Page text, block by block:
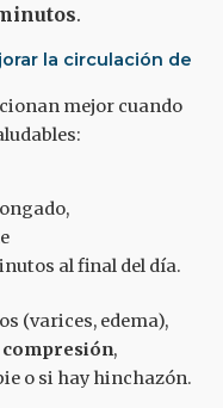
.
la circulación de
mejor cuando
al final del día.
(varices, edema),
compresión,
o si hay hinchazón.